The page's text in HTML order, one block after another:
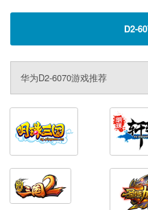
D2-
华为D2-6070游戏推荐